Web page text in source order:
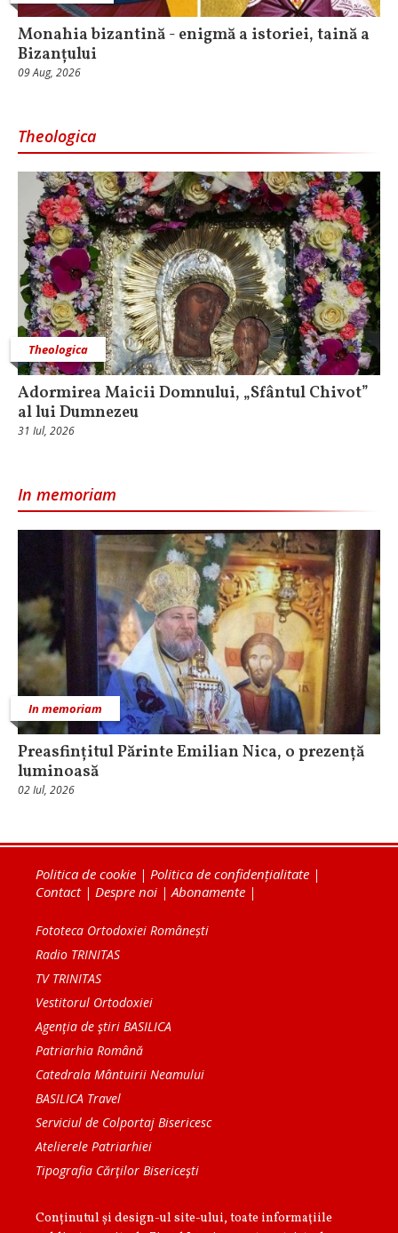
Monahia bizantină - enigmă a istoriei, taină a
Bizanțului
09 Aug, 2026
Theologica
Theologica
Adormirea Maicii Domnului, „Sfântul Chivot”
al lui Dumnezeu
31 Iul, 2026
In memoriam
In memoriam
Preasfințitul Părinte Emilian Nica, o prezență
luminoasă
02 Iul, 2026
Politica de cookie | Politica de confidențialitate |
Contact| Despre noi | Abonamente |
Fototeca Ortodoxiei Românești
Radio TRINITAS
TV TRINITAS
Vestitorul Ortodoxiei
Agenţia de ştiri BASILICA
Patriarhia Română
Catedrala Mântuirii Neamului
BASILICA Travel
Serviciul de Colportaj Bisericesc
Atelierele Patriarhiei
Tipografia Cărţilor Bisericeşti
Conținutul și design-ul site-ului, toate informaţiile